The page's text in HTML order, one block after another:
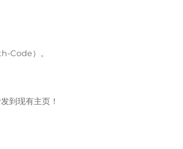
Code）。
到现有主页！